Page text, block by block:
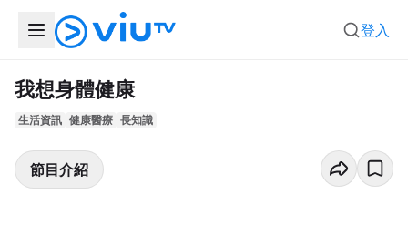
登入
我想身體健康
生活資訊 健康醫療 長知識
節目介紹